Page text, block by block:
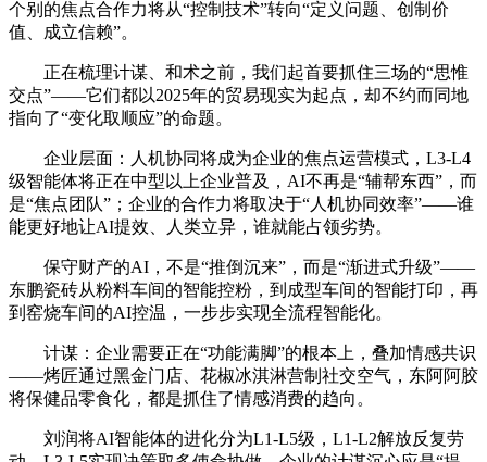
个别的焦点合作力将从“控制技术”转向“定义问题、创制价
值、成立信赖”。
正在梳理计谋、和术之前，我们起首要抓住三场的“思惟
交点”——它们都以2025年的贸易现实为起点，却不约而同地
指向了“变化取顺应”的命题。
企业层面：人机协同将成为企业的焦点运营模式，L3-L4
级智能体将正在中型以上企业普及，AI不再是“辅帮东西”，而
是“焦点团队”；企业的合作力将取决于“人机协同效率”——谁
能更好地让AI提效、人类立异，谁就能占领劣势。
保守财产的AI，不是“推倒沉来”，而是“渐进式升级”——
东鹏瓷砖从粉料车间的智能控粉，到成型车间的智能打印，再
到窑烧车间的AI控温，一步步实现全流程智能化。
计谋：企业需要正在“功能满脚”的根本上，叠加情感共识
——烤匠通过黑金门店、花椒冰淇淋营制社交空气，东阿阿胶
将保健品零食化，都是抓住了情感消费的趋向。
刘润将AI智能体的进化分为L1-L5级，L1-L2解放反复劳